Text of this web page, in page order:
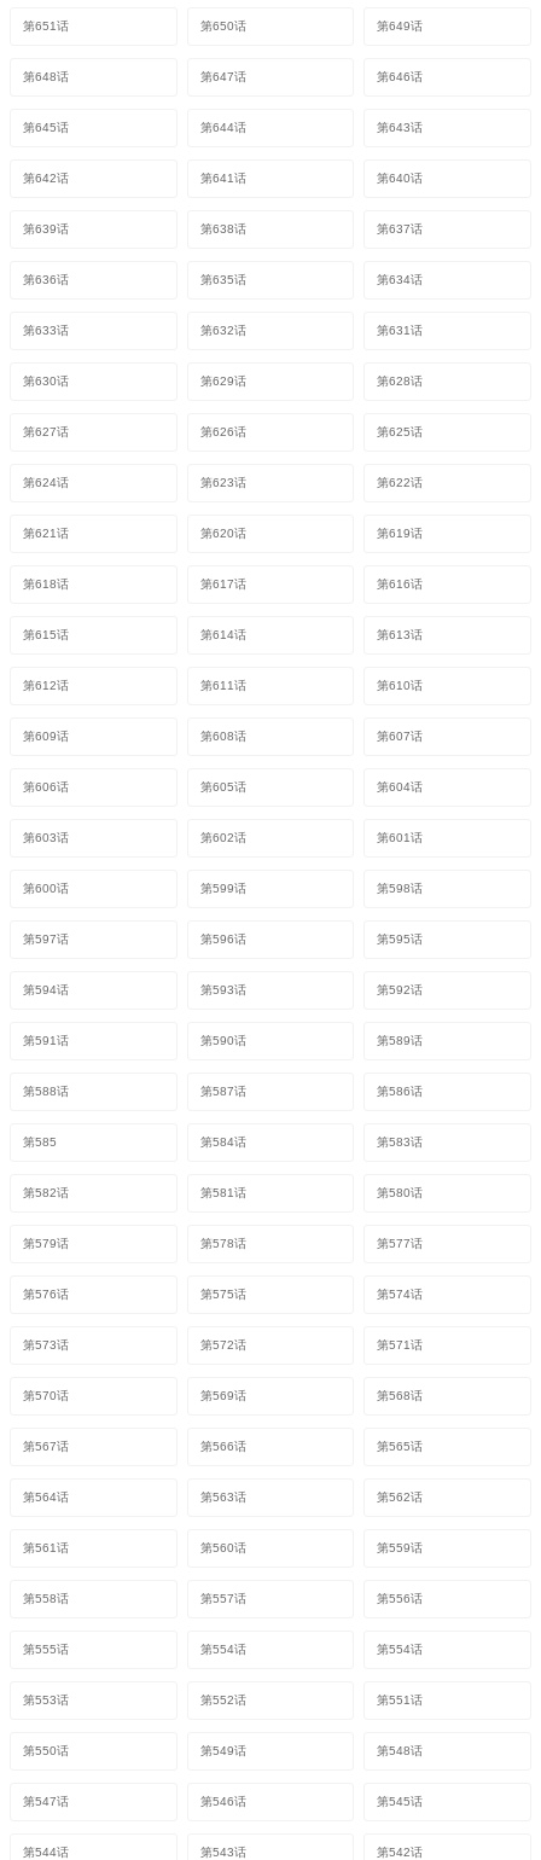
第651话 第650话 第649话
第648话 第647话 第646话
第645话 第644话 第643话
第642话 第641话 第640话
第639话 第638话 第637话
第636话 第635话 第634话
第633话 第632话 第631话
第630话 第629话 第628话
第627话 第626话 第625话
第624话 第623话 第622话
第621话 第620话 第619话
第618话 第617话 第616话
第615话 第614话 第613话
第612话 第611话 第610话
第609话 第608话 第607话
第606话 第605话 第604话
第603话 第602话 第601话
第600话 第599话 第598话
第597话 第596话 第595话
第594话 第593话 第592话
第591话 第590话 第589话
第588话 第587话 第586话
第585 第584话 第583话
第582话 第581话 第580话
第579话 第578话 第577话
第576话 第575话 第574话
第573话 第572话 第571话
第570话 第569话 第568话
第567话 第566话 第565话
第564话 第563话 第562话
第561话 第560话 第559话
第558话 第557话 第556话
第555话 第554话 第554话
第553话 第552话 第551话
第550话 第549话 第548话
第547话 第546话 第545话
第544话 第543话 第542话